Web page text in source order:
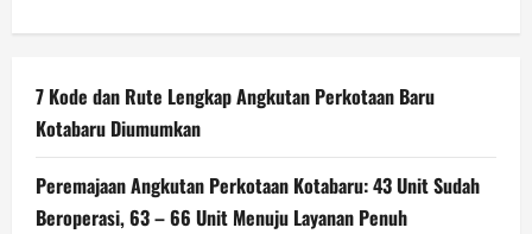
7 Kode dan Rute Lengkap Angkutan Perkotaan Baru
Kotabaru Diumumkan
Peremajaan Angkutan Perkotaan Kotabaru: 43 Unit Sudah
Beroperasi, 63 – 66 Unit Menuju Layanan Penuh